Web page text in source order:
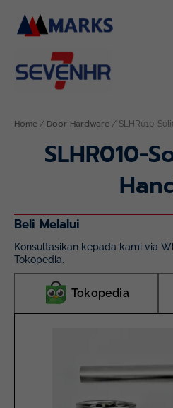
content
Home / Door Hardware / SLHR010-
SLHR010-
Beli Melalui
Konsultasikan kepada kami via
Tokopedia.
Tokopedia